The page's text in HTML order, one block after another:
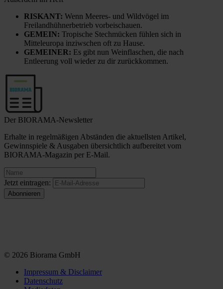
RISKANT: Wenn Meeres- und Wildvögel im
Freilandhühnerbetrieb vorbeischauen.
GEMEIN: Tropische Stechmücken fühlen sich in
Mitteleuropa inziwschen oft zu Hause.
GEMEINER: Es gibt nun Weinflaschen, die nach
Entleerung voll wieder zu dir zurückkommen.
Der BIORAMA-Newsletter
Erhalte in regelmäßigen Abständen die aktuellsten Artikel,
Gewinnspiele & Ausgaben übersichtlich aufbereitet vom
BIORAMA-Magazin per E-Mail.
Jetzt eintragen:
© 2026 Biorama GmbH
Impressum & Disclaimer
Datenschutz